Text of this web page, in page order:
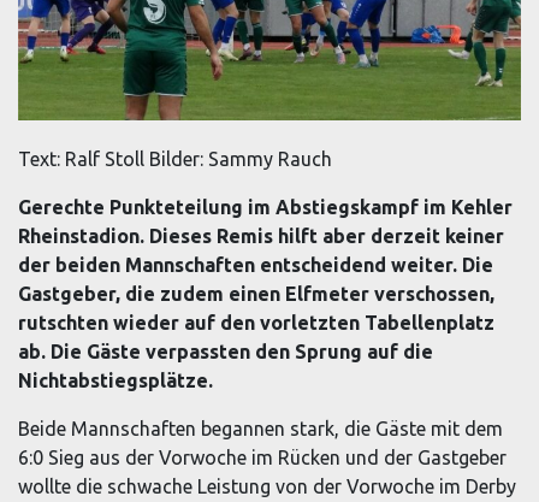
Text: Ralf Stoll Bilder: Sammy Rauch
Gerechte Punkteteilung im Abstiegskampf im Kehler
Rheinstadion. Dieses Remis hilft aber derzeit keiner
der beiden Mannschaften entscheidend weiter. Die
Gastgeber, die zudem einen Elfmeter verschossen,
rutschten wieder auf den vorletzten Tabellenplatz
ab. Die Gäste verpassten den Sprung auf die
Nichtabstiegsplätze.
Beide Mannschaften begannen stark, die Gäste mit dem
6:0 Sieg aus der Vorwoche im Rücken und der Gastgeber
wollte die schwache Leistung von der Vorwoche im Derby